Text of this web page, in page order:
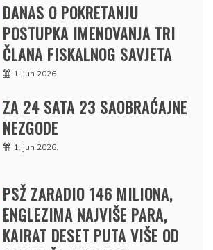
DANAS O POKRETANJU
POSTUPKA IMENOVANJA TRI
ČLANA FISKALNOG SAVJETA
1. jun 2026.
ZA 24 SATA 23 SAOBRAĆAJNE
NEZGODE
1. jun 2026.
PSŽ ZARADIO 146 MILIONA,
ENGLEZIMA NAJVIŠE PARA,
KAIRAT DESET PUTA VIŠE OD